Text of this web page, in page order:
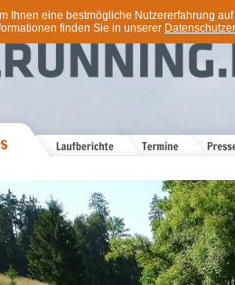
Ihnen eine bestmögliche Nutzererfahrung
finden Sie in unserer